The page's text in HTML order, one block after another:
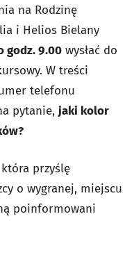
na Rodzinę
i Helios Bielany
godz. 9.00 wysłać do
W treści
telefonu
pytanie, jaki kolor
przyślę
o wygranej, miejscu
poinformowani